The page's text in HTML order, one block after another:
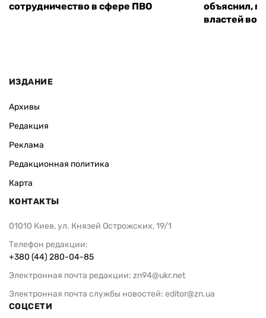
сотрудничество в сфере ПВО
объяснил,
властей
ИЗДАНИЕ
Архивы
Редакция
Реклама
Редакционная политика
Карта
КОНТАКТЫ
01010 Киев, ул. Князей Острожских, 19/1
Телефон редакции:
+380 (44) 280-04-85
Электронная почта редакции: zn94@ukr.net
Электронная почта службы новостей: editor@zn.ua
СОЦСЕТИ